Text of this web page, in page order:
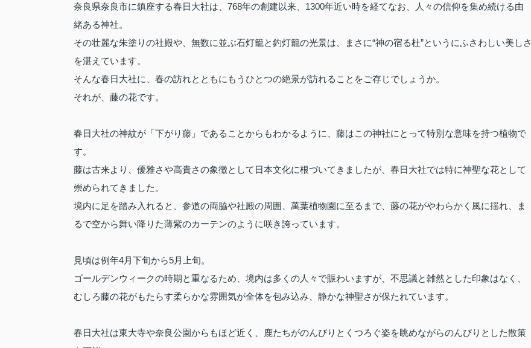
奈良県奈良市に鎮座する春日大社は、768年の創建以来、1300年近い時を経てなお、人々の信仰を集め続ける由
緒ある神社。
その壮麗な朱塗りの社殿や、無数に並ぶ石灯籠と釣灯籠の光景は、まさに“神の宿る杜”というにふさわしい美しさ
を湛えています。
そんな春日大社に、春の訪れとともにもうひとつの絶景が訪れることをご存じでしょうか。
それが、藤の花です。
春日大社の神紋が「下がり藤」であることからもわかるように、藤はこの神社にとって特別な意味を持つ植物で
す。
藤は古来より、優雅さや高貴さの象徴として日本文化に根づいてきましたが、春日大社では特に神聖な花として
崇められてきました。
境内に足を踏み入れると、参道の両脇や社殿の周囲、萬葉植物園に至るまで、藤の花がやわらかく風に揺れ、ま
るで空から舞い降りた薄紫のカーテンのように咲き誇っています。
見頃は例年4月下旬から5月上旬。
ゴールデンウィークの時期と重なるため、境内は多くの人々で賑わいますが、不思議と雑然とした印象はなく、
むしろ藤の花がもたらす柔らかな雰囲気が全体を包み込み、静かな神聖さが保たれています。
春日大社は東大寺や奈良公園からもほど近く、鹿たちがのんびりとくつろぐ姿を眺めながらのんびりとした散策